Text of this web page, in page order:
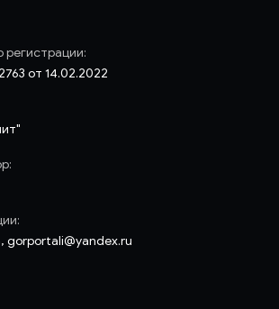
регистрации:
от 14.02.2022
gorportali@yandex.ru